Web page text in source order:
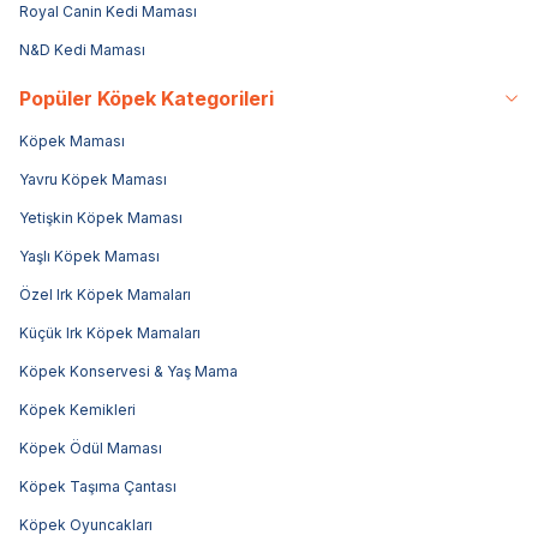
Royal Canin Kedi Maması
N&D Kedi Maması
Popüler Köpek Kategorileri
Köpek Maması
Yavru Köpek Maması
Yetişkin Köpek Maması
Yaşlı Köpek Maması
Özel Irk Köpek Mamaları
Küçük Irk Köpek Mamaları
Köpek Konservesi & Yaş Mama
Köpek Kemikleri
Köpek Ödül Maması
Köpek Taşıma Çantası
Köpek Oyuncakları